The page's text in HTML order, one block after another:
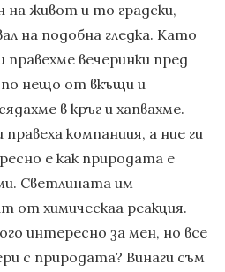
на живот и то градски,
на подобна гледка. Като
правехме вечеринки пред
по нещо от вкъщи и
в кръг и хапвахме.
компаниия, а ние ги
е как природата е
Светлината им
от химическаа реакция.
интересно за мен, но все
с природата? Винаги съм